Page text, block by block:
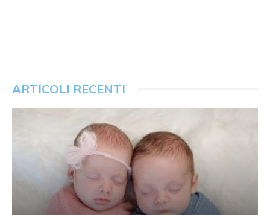
ARTICOLI RECENTI